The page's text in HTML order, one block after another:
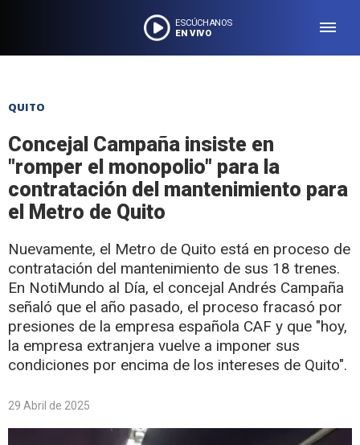
ESCÚCHANOS
EN VIVO
QUITO
Concejal Campaña insiste en
"romper el monopolio" para la
contratación del mantenimiento para
el Metro de Quito
Nuevamente, el Metro de Quito está en proceso de
contratación del mantenimiento de sus 18 trenes.
En NotiMundo al Día, el concejal Andrés Campaña
señaló que el año pasado, el proceso fracasó por
presiones de la empresa española CAF y que "hoy,
la empresa extranjera vuelve a imponer sus
condiciones por encima de los intereses de Quito".
29 Abril de 2025